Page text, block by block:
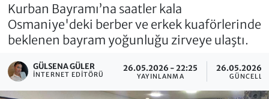
Kurban Bayramı’na saatler kala
Osmaniye'deki berber ve erkek kuaförlerinde
beklenen bayram yoğunluğu zirveye ulaştı.
GÜLSENA GÜLER
İNTERNET EDITÖRÜ
26.05.2026 - 22:25
YAYINLANMA
26.05.2026 -